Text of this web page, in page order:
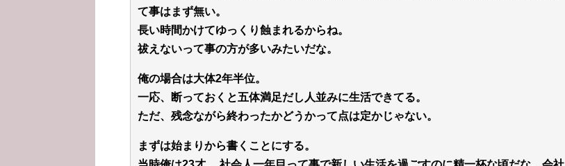
て事はまず無い。
長い時間かけてゆっくり蝕まれるからね。
祓えないって事の方が多いみたいだな。
俺の場合は大体2年半位。
一応、断っておくと五体満足だし人並みに生活できてる。
ただ、残念ながら終わったかどうかって点は定かじゃない。
まずは始まりから書くことにする。